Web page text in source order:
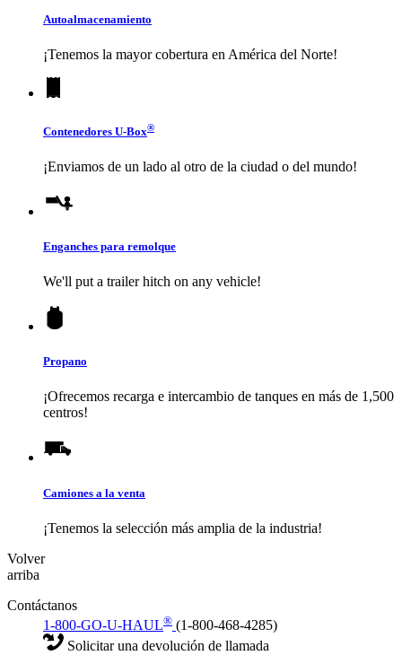
Autoalmacenamiento
¡Tenemos la mayor cobertura en América del Norte!
Contenedores U-Box®
¡Enviamos de un lado al otro de la ciudad o del mundo!
Enganches para remolque
We'll put a trailer hitch on any vehicle!
Propano
¡Ofrecemos recarga e intercambio de tanques en más de 1,500
centros!
Camiones a la venta
¡Tenemos la selección más amplia de la industria!
Volver
arriba
Contáctanos
1-800-GO-U-HAUL® (1-800-468-4285)
Solicitar una devolución de llamada